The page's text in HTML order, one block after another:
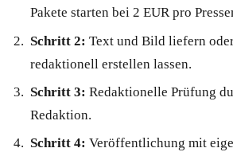
Pakete starten bei 2 EUR pro
Schritt 2: Text und Bild liefern
redaktionell erstellen lassen.
Schritt 3: Redaktionelle Prüfung
Redaktion.
Schritt 4: Veröffentlichung mit